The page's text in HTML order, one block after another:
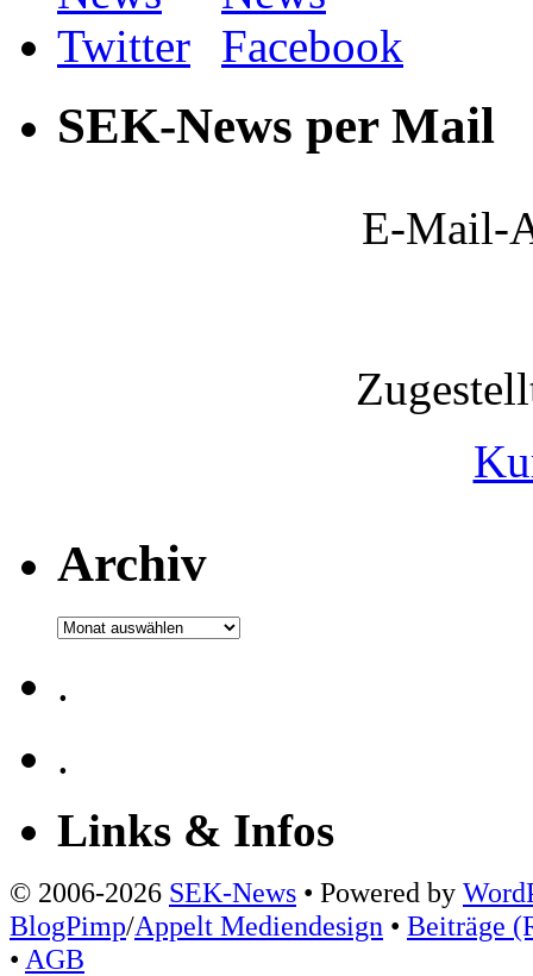
SEK-News per Mail
E-Mail-
Archiv
Archiv
.
.
Links & Infos
© 2006-2026 SEK-News • Powered by
BlogPimp/Appelt Mediendesign • Beiträge
• AGB